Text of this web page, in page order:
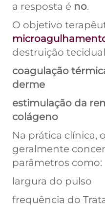
a resposta é no.
O objetivo
destruição
coagulação
derme
estimulação da
colágeno
Na prática clínica,
geralmente
parâmetros como:
largura do pulso
frequência do